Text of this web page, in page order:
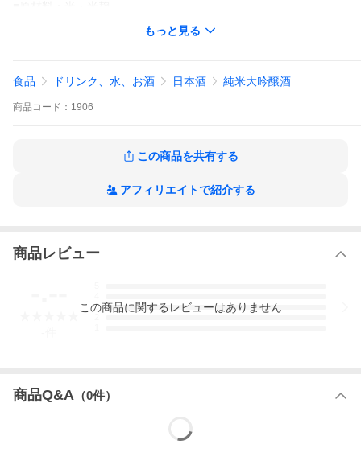
---
・天候不良や交通障害等によってはご希望日にお届けできない場
・お届け先住所は番地やビル、マンション名、部屋番号までを必
ない場合もございます。
もっと見る
食品 ドリンク、水、お酒 日本酒 純米大吟醸酒
商品 コード： 1906
この商品を共有する
アフィリエイトで紹介する
商品レビュー
3
この商品に関するレビューはありません
商品Q&A （0件）